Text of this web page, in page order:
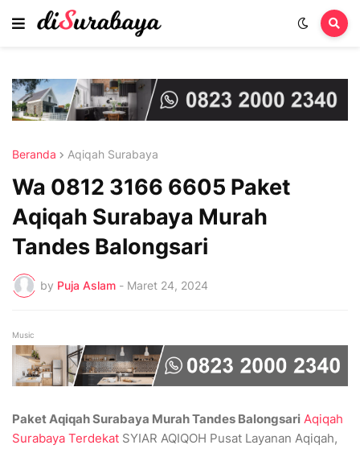
Beranda Aqiqah Surabaya
Wa 0812 3166 6605 Paket
Aqiqah Surabaya Murah
Tandes Balongsari
by Puja Aslam - Maret 24, 2024
Music
Paket Aqiqah Surabaya Murah Tandes Balongsari Aqiqah
Surabaya Terdekat SYIAR AQIQOH Pusat Layanan Aqiqah,